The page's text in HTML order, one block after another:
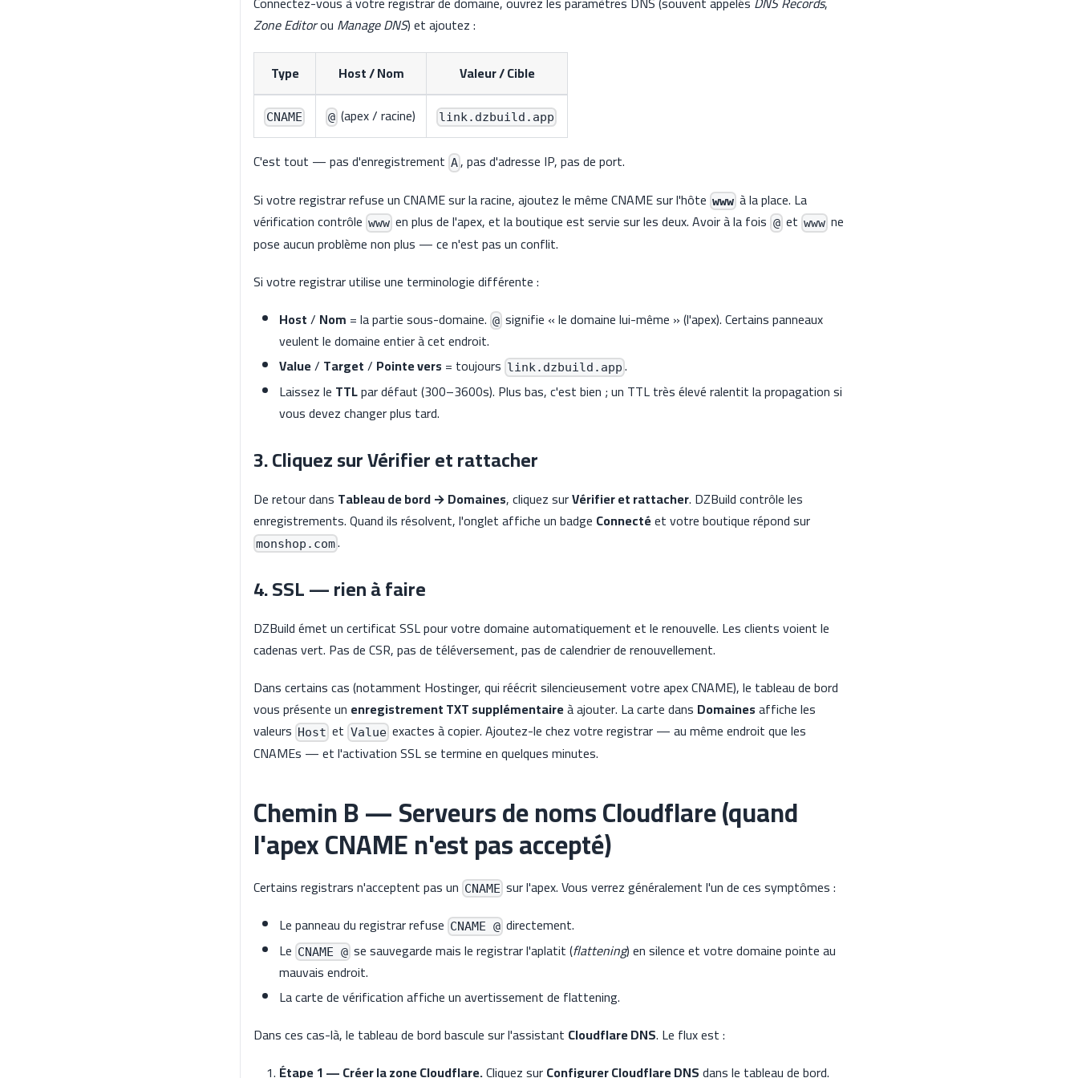
Zone Editorou Manage DNS) et ajoutez :
Type
Host / Nom Valeur / Cible
CNAME @ (apex / racine) link.dzbuild.app
C'est tout — pas d'enregistrement A, pas d'adresse IP, pas de port.
Si votre registrar refuse un CNAME sur la racine, ajoutez le même CNAME sur l'hôte www à la place. La
vérification contrôle www en plus de l'apex, et la boutique est servie sur les deux. Avoir à la fois @et www ne
pose aucun problème non plus — ce n'est pas un conflit.
Si votre registrar utilise une terminologie différente :
Host/ Nom = la partie sous-domaine. @ signifie « le domaine lui-même » (l'apex). Certains panneaux
veulent le domaine entier à cet endroit.
Value/ Target/ Pointe vers = toujours link.dzbuild.app .
Laissez le TTLpar défaut (300–3600s). Plus bas, c'est bien ; un TTL très élevé ralentit la propagation si
vous devez changer plus tard.
3. Cliquez sur Vérifier et rattacher
De retour dans Tableau de bord → Domaines, cliquez surVérifier et rattacher. DZBuild contrôle les
enregistrements. Quand ils résolvent, l'onglet affiche un badge Connectéet votre boutique répond sur
monshop.com.
4. SSL — rien à faire
DZBuild émet un certificat SSL pour votre domaine automatiquement et le renouvelle. Les clients voient le
cadenas vert. Pas de CSR, pas de téléversement, pas de calendrier de renouvellement.
Dans certains cas (notamment Hostinger, qui réécrit silencieusement votre apex CNAME), le tableau de bord
vous présente un enregistrement TXT supplémentaireà ajouter. La carte dans Domainesaffiche les
valeurs Host et Valueexactes à copier. Ajoutez-le chez votre registrar — au même endroit que les
CNAMEs — et l'activation SSL se termine en quelques minutes.
Chemin B — Serveurs de noms Cloudflare (quand
l'apex CNAME n'est pas accepté)
Certains registrars n'acceptent pas un CNAME sur l'apex. Vous verrez généralement l'un de ces symptômes :
Le panneau du registrar refuse CNAME @ directement.
Le CNAME @ se sauvegarde mais le registrar l'aplatit (flattening) en silence et votre domaine pointe au
mauvais endroit.
La carte de vérification affiche un avertissement de flattening.
Dans ces cas-là, le tableau de bord bascule sur l'assistant Cloudflare DNS. Le flux est :
Étape 1 — Créer la zone Cloudflare.Cliquez surConfigurer Cloudflare DNSdans le tableau de bord.